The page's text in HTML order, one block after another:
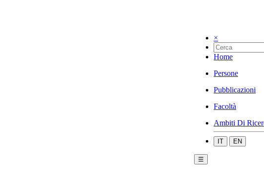
×
Home
Persone
Pubblicazioni
Facoltà
Ambiti Di
IT EN
☰